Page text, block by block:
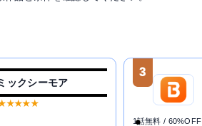
ックシーモア
3
1話無料 /